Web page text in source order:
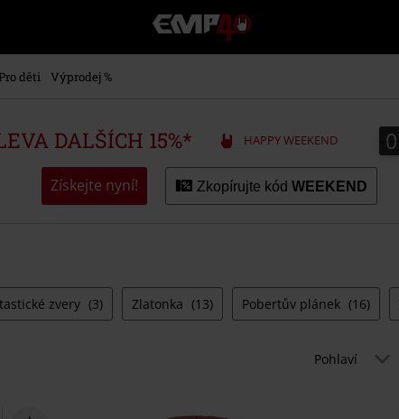
EMP
-
Hudba,
Merch
hráče,
Alternativní
Pro děti Výprodej %
DALŠÍCH 15%* HAPPY WEEKEND 0
0
Získejte nyní! Zkopírujte kód WEEKEND
zvery (3) Zlatonka (13) Pobertův plánek (16)
Pohlaví